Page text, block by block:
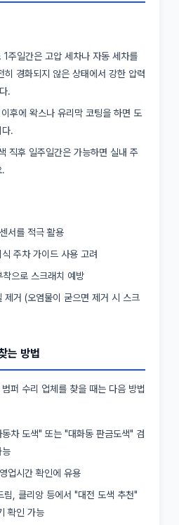
1주일간은 고압 세차나 자동 세차를
히 경화되지 않은 상태에서 강한 압력
.
후에 왁스나 유리막 코팅을 하면 도
.
직후 일주일간은 가능하면 실내 주
.
서를 적극 활용
주차 가이드 사용 고려
으로 스크래치 예방
제거 (오염물이 굳으면 제거 시 스크
는 방법
퍼 수리 업체를 찾을 때는 다음 방법
차 도색" 또는 "대화동 판금도색" 검
능
업시간 확인에 유용
림, 클리앙 등에서 "대전 도색 추천"
확인 가능